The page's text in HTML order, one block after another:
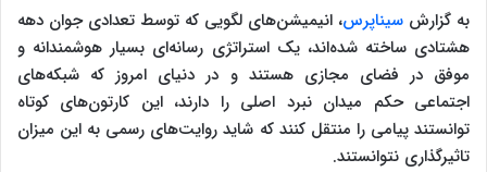
به گزارش سیناپرس، انیمیشن‌های لگویی که توسط تعدادی جوان دهه
هشتادی ساخته شده‌اند، یک استراتژی رسانه‌ای بسیار هوشمندانه و
موفق در فضای مجازی هستند و در دنیای امروز که شبکه‌های
اجتماعی حکم میدان نبرد اصلی را دارند، این کارتون‌های کوتاه
توانستند پیامی را منتقل کنند که شاید روایت‌های رسمی به این میزان
تاثیرگذاری نتوانستند.